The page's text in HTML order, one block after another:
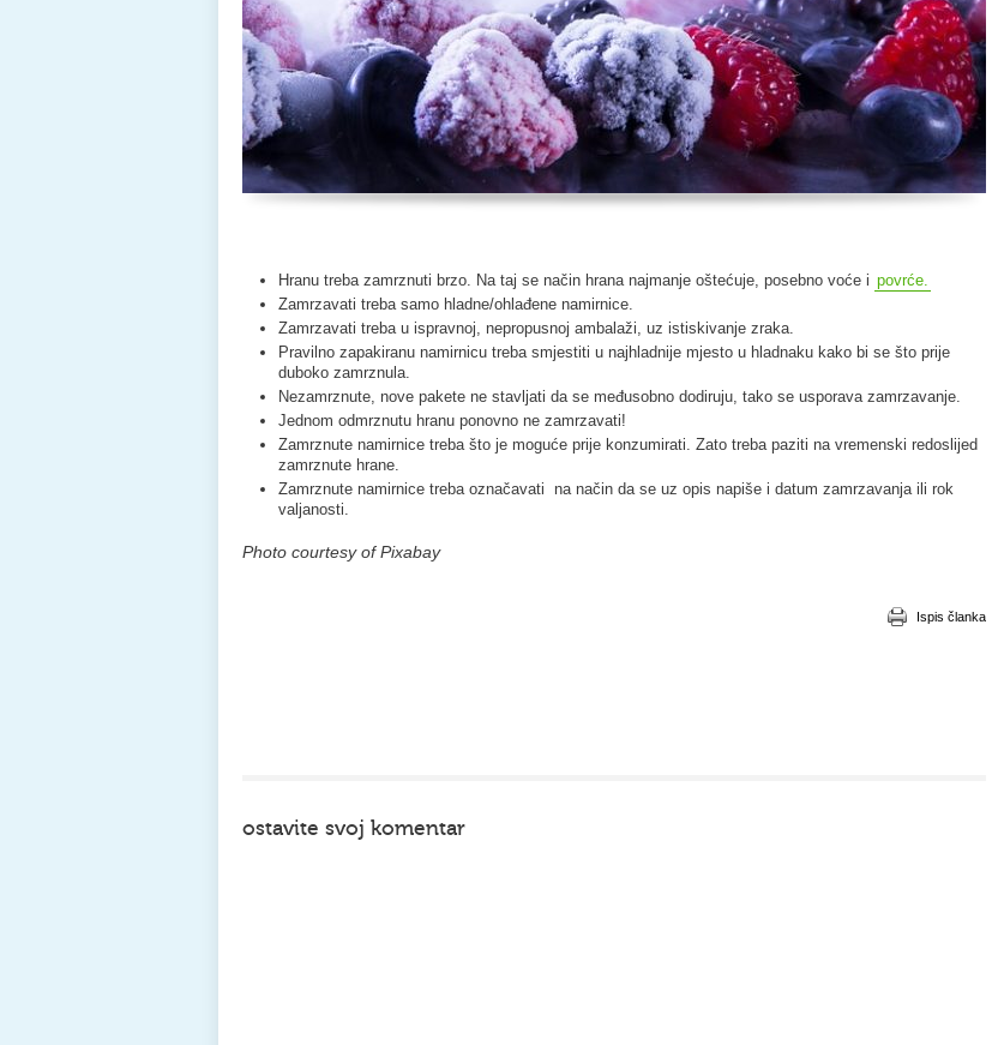
Hranu treba zamrznuti brzo. Na taj se način hrana najmanje oštećuje, posebno voće i povrće.
Zamrzavati treba samo hladne/ohlađene namirnice.
Zamrzavati treba u ispravnoj, nepropusnoj ambalaži, uz istiskivanje zraka.
Pravilno zapakiranu namirnicu treba smjestiti u najhladnije mjesto u hladnaku kako bi se što prije
duboko zamrznula.
Nezamrznute, nove pakete ne stavljati da se međusobno dodiruju, tako se usporava zamrzavanje.
Jednom odmrznutu hranu ponovno ne zamrzavati!
Zamrznute namirnice treba što je moguće prije konzumirati. Zato treba paziti na vremenski redoslijed
zamrznute hrane.
Zamrznute namirnice treba označavati na način da se uz opis napiše i datum zamrzavanja ili rok
valjanosti.
Photo courtesy of Pixabay
Ispis članka
ostavite svoj komentar